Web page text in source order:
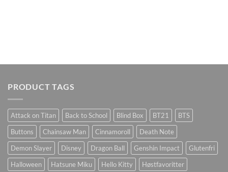
PRODUCT TAGS
Attack on Titan Back to School Blind Box BT21
BTS
Buttons
Chainsaw Man Cinnamoroll
Death Note
Demon Slayer
Disney Dragon Ball Genshin Impact
Glutenfri
Halloween
Hatsune Miku Hello Kitty
Høstfavoritter